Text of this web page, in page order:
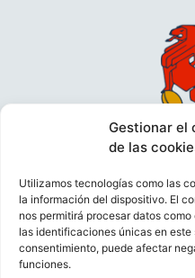
Gestionar el
de las
Utilizamos tecnologías como las
la información del dispositivo. El
nos permitirá procesar datos
las identificaciones únicas en
consentimiento, puede afectar
funciones.